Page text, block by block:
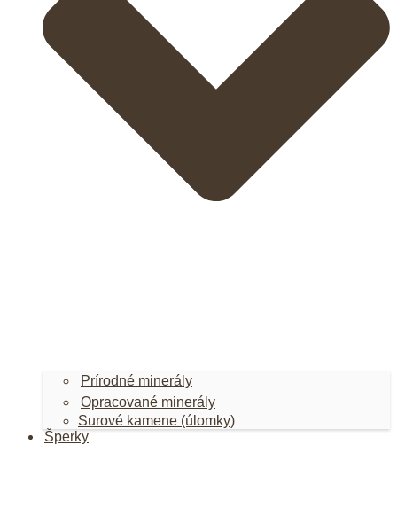
Prírodné minerály
Opracované minerály
Surové kamene (úlomky)
Šperky